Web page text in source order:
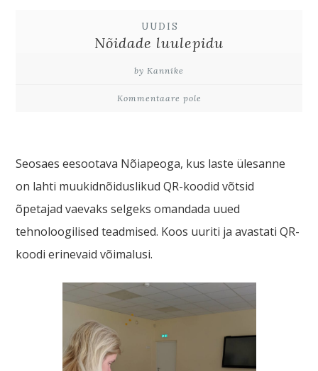
UUDIS
Nõidade luulepidu
by Kannike
Kommentaare pole
Seosaes eesootava Nõiapeoga, kus laste ülesanne
on lahti muukidnõiduslikud QR-koodid võtsid
õpetajad vaevaks selgeks omandada uued
tehnoloogilised teadmised. Koos uuriti ja avastati QR-
koodi erinevaid võimalusi.